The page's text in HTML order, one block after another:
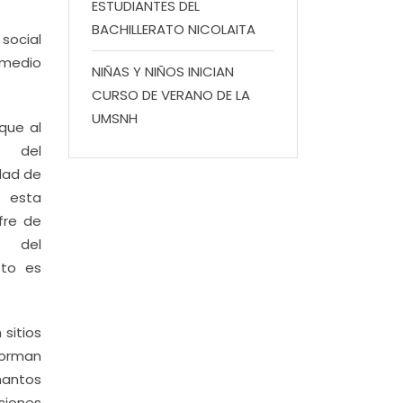
al
del
de
esta
de
es
sitios
ESTUDIANTES DEL
BACHILLERATO NICOLAITA
NIÑAS Y NIÑOS INICIAN
CURSO DE VERANO DE LA
UMSNH